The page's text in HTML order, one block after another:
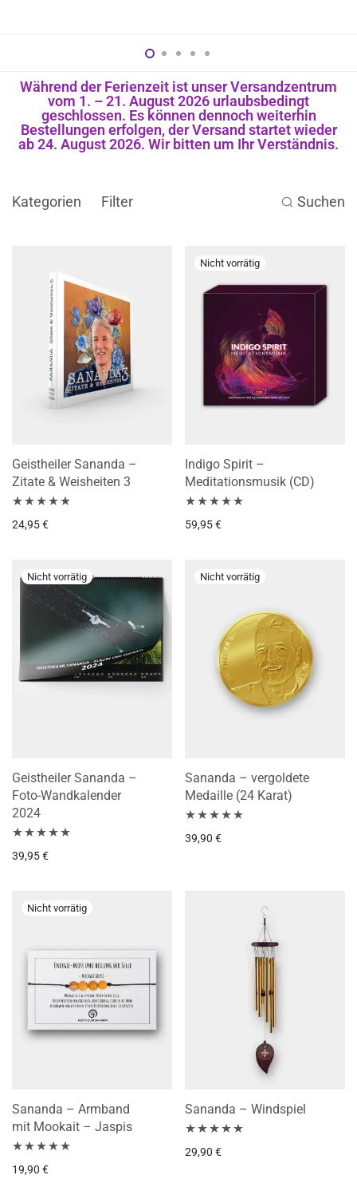
Während der Ferienzeit ist unser Versandzentrum
vom 1. – 21. August 2026 urlaubsbedingt
geschlossen. Es können dennoch weiterhin
Bestellungen erfolgen, der Versand startet wieder
ab 24. August 2026. Wir bitten um Ihr Verständnis.
Kategorien Filter Suchen
Geistheiler Sananda –
Zitate & Weisheiten 3
Bewertet mit
24,95€
Indigo Spirit –
Meditationsmusik (CD)
Bewertet mit
59,95€
Geistheiler Sananda –
Foto-Wandkalender
2024
Bewertet mit
39,95€
Sananda – vergoldete
Medaille (24 Karat)
Bewertet mit
39,90 €
Sananda – Armband
mit Mookait – Jaspis
Bewertet mit
19,90 €
Sananda – Windspiel
Bewertet mit
29,90 €